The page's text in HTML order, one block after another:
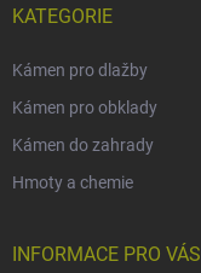
KATEGORIE
Kámen pro dlažby
Kámen pro obklady
Kámen do zahrady
Hmoty a chemie
INFORMACE PRO VÁS